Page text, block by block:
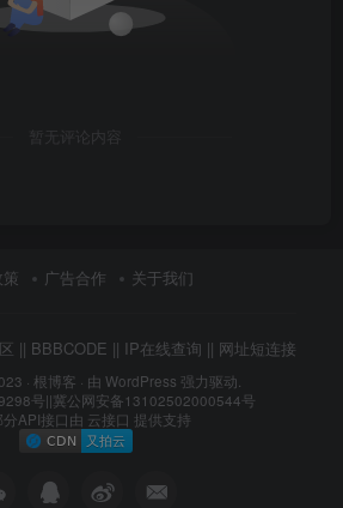
暂无评论内容
广告合作 关于我们
|| BBBCODE || IP在线查询 || 网址短连接
· 根博客 · 由 WordPress 强力驱动.
号|| 冀公网安备13102502000544号
API接口由 云接口 提供支持